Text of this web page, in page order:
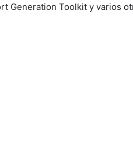
Generation Toolkit y varios